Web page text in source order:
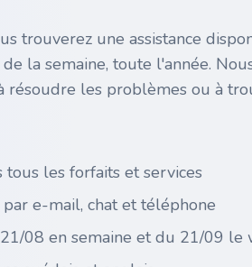
trouverez une assistance
la semaine, toute l'année.
résoudre les problèmes ou à
tous les forfaits et services
e-mail, chat et téléphone
08 en semaine et du 21/09 le